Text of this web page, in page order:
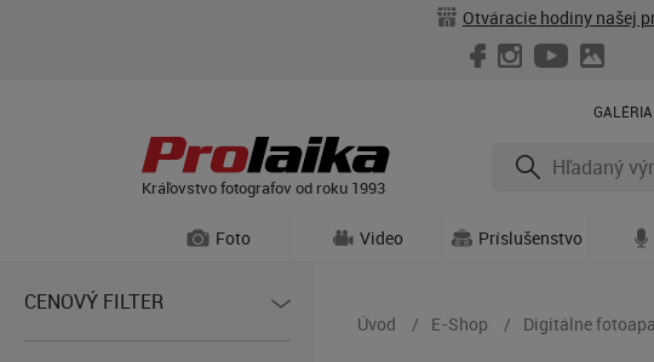
Otváracie hodiny našej
GALÉRIA
Kráľovstvo fotografov od roku 1993
Foto Video Príslušenstvo
Úvod E-Shop Digitálne
CENOVÝ FILTER